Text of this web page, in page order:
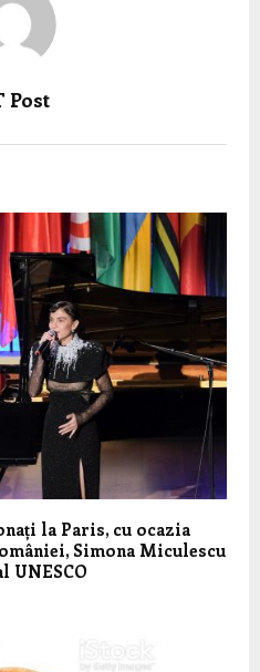
Post
la Paris, cu ocazia
Simona Miculescu
UNESCO